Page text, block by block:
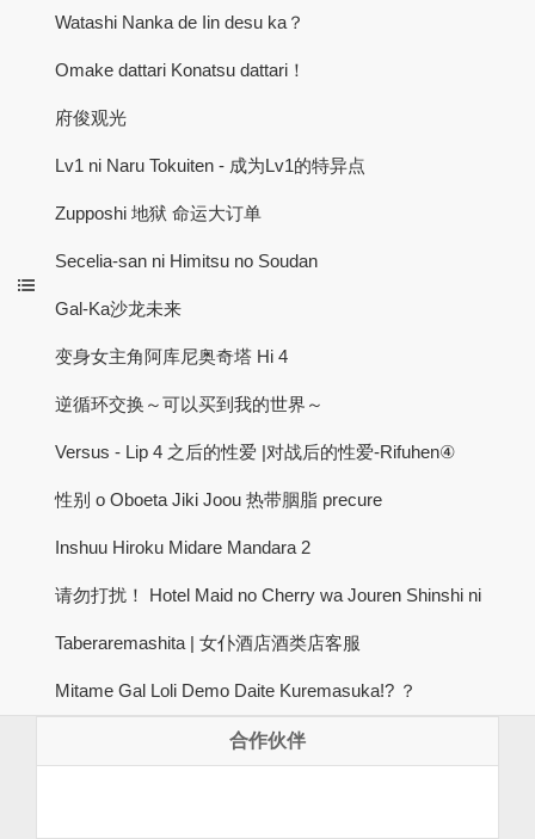
Watashi Nanka de Iin desu ka？
Omake dattari Konatsu dattari！
府俊观光
Lv1 ni Naru Tokuiten - 成为Lv1的特异点
Zupposhi 地狱 命运大订单
Secelia-san ni Himitsu no Soudan
Gal-Ka沙龙未来
变身女主角阿库尼奥奇塔 Hi 4
逆循环交换～可以买到我的世界～
Versus - Lip 4 之后的性爱 |对战后的性爱-Rifuhen④
性别 o Oboeta Jiki Joou 热带胭脂 precure
Inshuu Hiroku Midare Mandara 2
请勿打扰！ Hotel Maid no Cherry wa Jouren Shinshi ni
Taberaremashita | 女仆酒店酒类店客服
Mitame Gal Loli Demo Daite Kuremasuka!? ？
合作伙伴